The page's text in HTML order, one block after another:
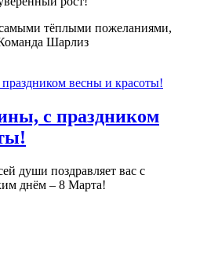
тёплыми пожеланиями,
Шарлиз
с праздником
души поздравляет вас с
днём – 8 Марта!